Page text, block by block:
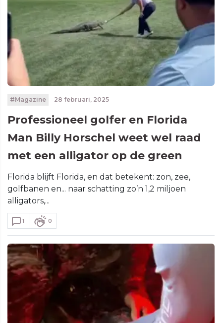
#Magazine 28 februari, 2025
Professioneel golfer en Florida
Man Billy Horschel weet wel raad
met een alligator op de green
Florida blijft Florida, en dat betekent: zon, zee,
golfbanen en... naar schatting zo’n 1,2 miljoen
alligators,...
1 0